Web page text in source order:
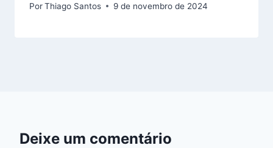
PorThiago Santos 9 de novembro de 2024
Deixe um comentário